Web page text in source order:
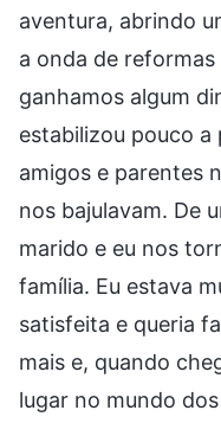
aventura, abrindo
a onda de
ganhamos algum
estabilizou pouco a
amigos e parentes
nos bajulavam. De
marido e eu nos
família. Eu estava
satisfeita e queria
mais e, quando
lugar no mundo